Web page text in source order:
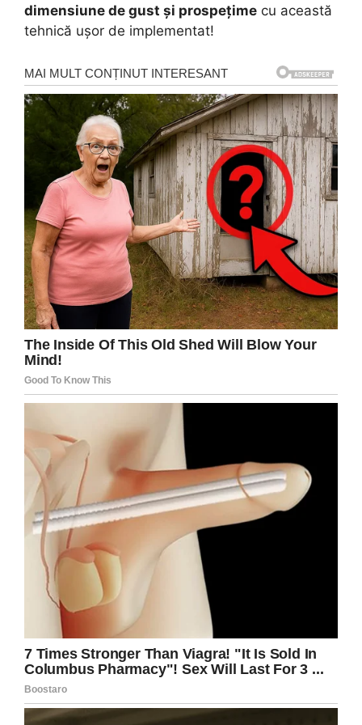
dimensiune de gust și prospețime cu această
tehnică ușor de implementat!